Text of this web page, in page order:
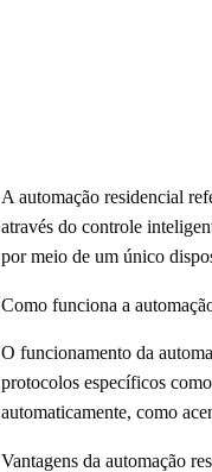
A automação residencial
através do controle
por meio de um único
Como funciona a
O funcionamento da
protocolos específicos
automaticamente, como
Vantagens da automação